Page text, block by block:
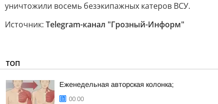
уничтожили восемь безэкипажных катеров ВСУ.
Источник: Telegram-канал "Грозный-Информ"
ТОП
Еженедельная авторская колонка;
00:00